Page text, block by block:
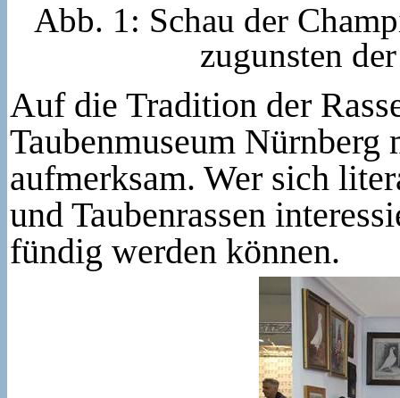
Abb. 1: Schau der
zugunsten
Auf die Tradition der
Taubenmuseum Nürnberg
aufmerksam. Wer sich
und Taubenrassen
fündig werden können.